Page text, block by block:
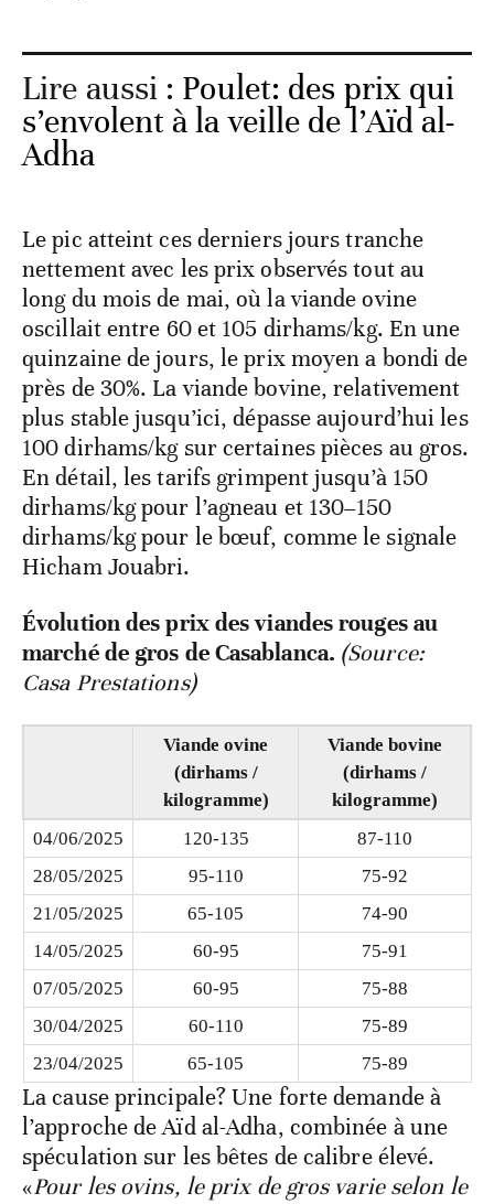
Lire aussi : Poulet: des prix qui
s’envolent à la veille de l’Aïd al-
Adha
Le pic atteint ces derniers jours tranche
nettement avec les prix observés tout au
long du mois de mai, où la viande ovine
oscillait entre 60 et 105 dirhams/kg. En une
quinzaine de jours, le prix moyen a bondi de
près de 30%. La viande bovine, relativement
plus stable jusqu’ici, dépasse aujourd’hui les
100 dirhams/kg sur certaines pièces au gros.
En détail, les tarifs grimpent jusqu’à 150
dirhams/kg pour l’agneau et 130–150
dirhams/kg pour le bœuf, comme le signale
Hicham Jouabri.
Évolution des prix des viandes rouges au
marché de gros de Casablanca. (Source:
Casa Prestations)
Viande ovine
(dirhams /
kilogramme)
Viande bovine
(dirhams /
kilogramme)
04/06/2025
120-135
87-110
28/05/2025
95-110
75-92
21/05/2025
65-105
74-90
14/05/2025
60-95
75-91
07/05/2025
60-95
75-88
30/04/2025
60-110
75-89
23/04/2025
65-105 75-89
La cause principale? Une forte demande à
l’approche de Aïd al-Adha, combinée à une
spéculation sur les bêtes de calibre élevé.
«Pour les ovins, le prix de gros varie selon le